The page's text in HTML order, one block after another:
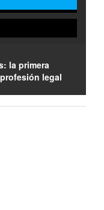
la primera
legal